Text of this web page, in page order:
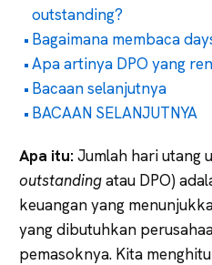
outstanding?
Bagaimana membaca
Apa artinya DPO yang
Bacaan selanjutnya
BACAAN SELANJUTNYA
Apa itu:Jumlah hari utang
outstandingatau DPO)
keuangan yang
yang dibutuhkan
pemasoknya. Kita